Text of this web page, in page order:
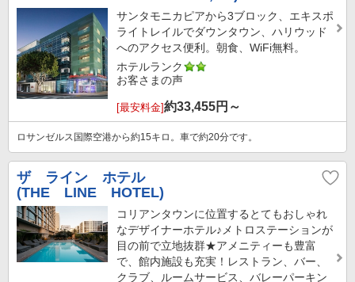
サンタモニカピアから3ブロック、エキスポ
ライトレイルでダウンタウン、ハリウッド
へのアクセス便利。朝食、WiFi無料。
ホテルランク
お客さまの声
[最安料金]約33,455円～
ロサンゼルス国際空港から約15キロ。車で約20分です。
ザ ライン ホテル
(THE LINE HOTEL)
コリアンタウンに位置するとてもおしゃれ
なデザイナーホテル♪メトロステーションが
目の前で立地抜群★アメニティーも豊富
で、館内施設も充実！レストラン、バー、
クラブ、ルームサービス、バレーパーキン